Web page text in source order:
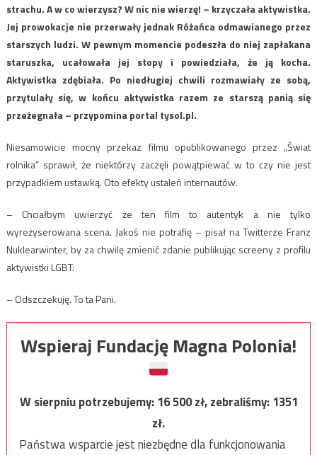
strachu. A w co wierzysz? W nic nie wierzę! – krzyczała aktywistka.
Jej prowokacje nie przerwały jednak Różańca odmawianego przez
starszych ludzi. W pewnym momencie podeszła do niej zapłakana
staruszka, ucałowała jej stopy i powiedziała, że ją kocha.
Aktywistka zdębiała. Po niedługiej chwili rozmawiały ze sobą,
przytulały się, w końcu aktywistka razem ze starszą panią się
przeżegnała – przypomina portal tysol.pl.
Niesamowicie mocny przekaz filmu opublikowanego przez „Świat
rolnika” sprawił, że niektórzy zaczęli powątpiewać w to czy nie jest
przypadkiem ustawką. Oto efekty ustaleń internautów.
– Chciałbym uwierzyć że ten film to autentyk a nie tylko
wyreżyserowana scena. Jakoś nie potrafię – pisał na Twitterze Franz
Nuklearwinter, by za chwilę zmienić zdanie publikując screeny z profilu
aktywistki LGBT:
– Odszczekuję. To ta Pani.
Wspieraj Fundację Magna Polonia!
W sierpniu potrzebujemy:16 500zł, zebraliśmy:1351
zł.
Państwa wsparcie jest niezbędne dla funkcjonowania